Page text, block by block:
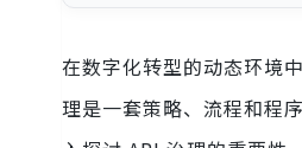
在数字化转型的动态环境
理是一套策略、流程和程